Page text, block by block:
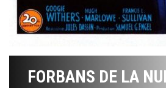
FORBANS DE LA